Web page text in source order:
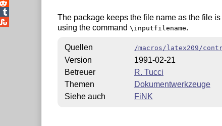
The package keeps the file name as the file
using the command \inputfilename.
Quellen /macros/latex209/
Version
1991-02-21
Betreuer
R. Tucci
Themen
Dokumentwerkzeuge
Siehe auch
FiNK
